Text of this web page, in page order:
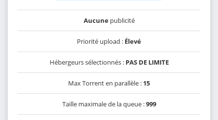
Aucunepublicité
Priorité upload : Élevé
Hébergeurs sélectionnés : PAS DE LIMITE
Max Torrent en parallèle : 15
Taille maximale de la queue :999